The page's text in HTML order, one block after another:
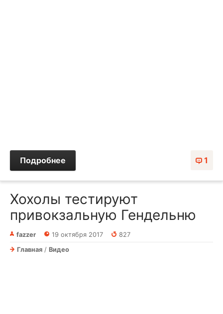
1
Подробнее
Хохолы тестируют
привокзальную Гендельню
fazzer 19 октября 2017
827
Главная / Видео